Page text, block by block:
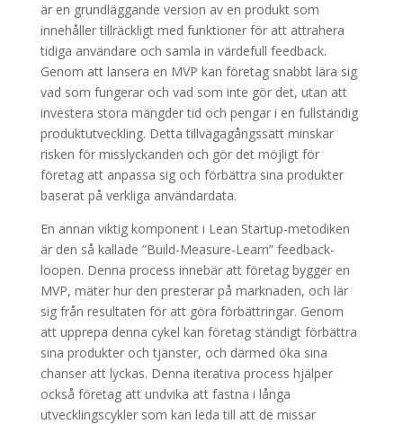
är en grundläggande version av en produkt som
innehåller tillräckligt med funktioner för att attrahera
tidiga användare och samla in värdefull feedback.
Genom att lansera en MVP kan företag snabbt lära sig
vad som fungerar och vad som inte gör det, utan att
investera stora mängder tid och pengar i en fullständig
produktutveckling. Detta tillvägagångssätt minskar
risken för misslyckanden och gör det möjligt för
företag att anpassa sig och förbättra sina produkter
baserat på verkliga användardata.
En annan viktig komponent i Lean Startup-metodiken
är den så kallade ”Build-Measure-Learn” feedback-
loopen. Denna process innebär att företag bygger en
MVP, mäter hur den presterar på marknaden, och lär
sig från resultaten för att göra förbättringar. Genom
att upprepa denna cykel kan företag ständigt förbättra
sina produkter och tjänster, och därmed öka sina
chanser att lyckas. Denna iterativa process hjälper
också företag att undvika att fastna i långa
utvecklingscykler som kan leda till att de missar